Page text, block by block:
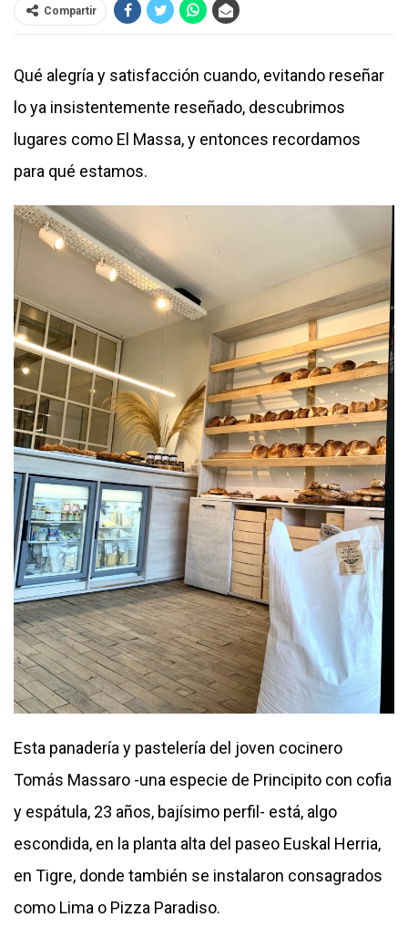
Compartir
Qué alegría y satisfacción cuando, evitando reseñar
lo ya insistentemente reseñado, descubrimos
lugares como El Massa, y entonces recordamos
para qué estamos.
Esta panadería y pastelería del joven cocinero
Tomás Massaro -una especie de Principito con cofia
y espátula, 23 años, bajísimo perfil- está, algo
escondida, en la planta alta del paseo Euskal Herria,
en Tigre, donde también se instalaron consagrados
como Lima o Pizza Paradiso.